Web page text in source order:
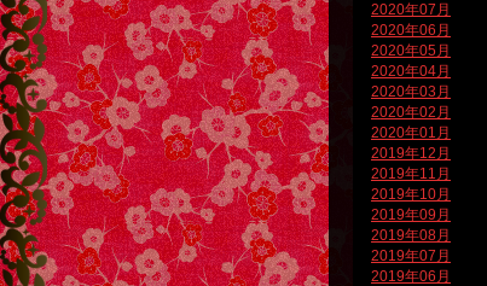
2020年07月
2020年06月
2020年05月
2020年04月
2020年03月
2020年02月
2020年01月
2019年12月
2019年11月
2019年10月
2019年09月
2019年08月
2019年07月
2019年06月